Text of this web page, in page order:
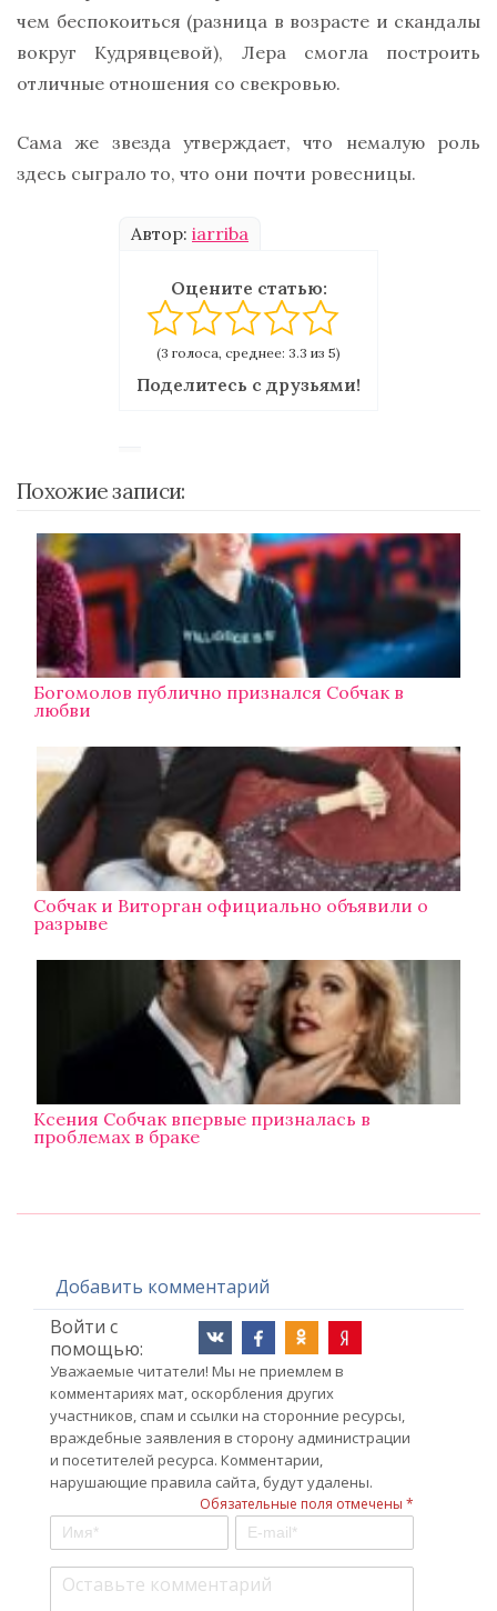
чем беспокоиться (разница в возрасте и скандалы
вокруг Кудрявцевой), Лера смогла построить
отличные отношения со свекровью.
Сама же звезда утверждает, что немалую роль
здесь сыграло то, что они почти ровесницы.
Автор: iarriba
Оцените статью:
(3 голоса, среднее: 3.3 из 5)
Поделитесь с друзьями!
Похожие записи:
Богомолов публично признался Собчак в
любви
Собчак и Виторган официально объявили о
разрыве
Ксения Собчак впервые призналась в
проблемах в браке
Добавить комментарий
Войти с
помощью:
Уважаемые читатели! Мы не приемлем в
комментариях мат, оскорбления других
участников, спам и ссылки на сторонние ресурсы,
враждебные заявления в сторону администрации
и посетителей ресурса. Комментарии,
нарушающие правила сайта, будут удалены.
Обязательные поля отмечены *